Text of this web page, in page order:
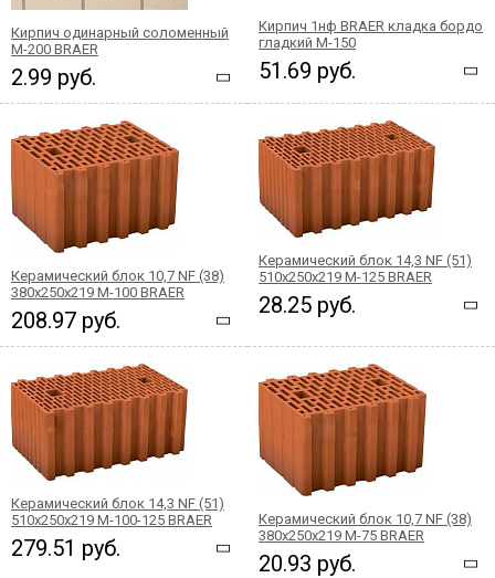
Кирпич одинарный соломенный
М-200 BRAER
2.99 руб.
Кирпич 1нф BRAER кладка бордо
гладкий М-150
51.69 руб.
Керамический блок 10,7 NF (38)
380x250x219 М-100 BRAER
208.97 руб.
Керамический блок 14,3 NF (51)
510x250x219 М-125 BRAER
28.25 руб.
Керамический блок 14,3 NF (51)
510x250x219 М-100-125 BRAER
279.51 руб.
Керамический блок 10,7 NF (38)
380x250x219 М-75 BRAER
20.93 руб.